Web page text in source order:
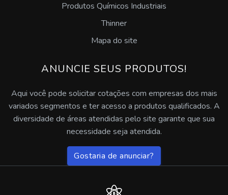
Desengraxante neutro
Desengraxante alcalino industrial
Desengraxante decapante e fosfatizante
Desengraxante alcalino para pisos
Desengraxante alcalino ação rápida
Produtos Químicos Industriais
Thinner
Mapa do site
ANUNCIE SEUS PRODUTOS!
Aqui você pode solicitar cotações com empresas dos mais
variados segmentos e ter acesso a produtos qualificados. A
diversidade de áreas atendidas pelo site garante que sua
necessidade seja atendida.
Gostaria de anunciar?